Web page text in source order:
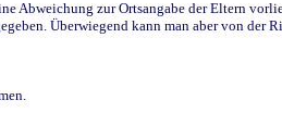
Abweichung zur Ortsangabe der Eltern
Überwiegend kann man aber von der